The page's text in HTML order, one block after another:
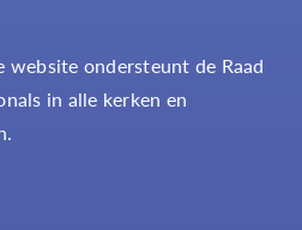
website ondersteunt de Raad
in alle kerken en